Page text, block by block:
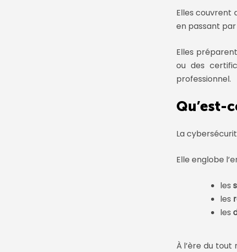
Elles couvrent
en passant
Elles
ou des
professionnel.
Qu’est-
La
Elle englobe
les
les
les
À l’ère du